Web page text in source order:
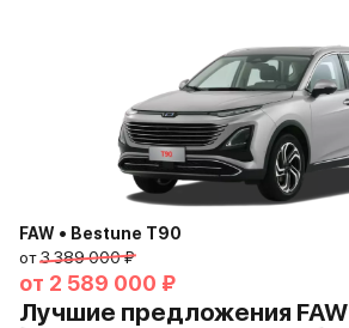
FAW • Bestune T90
от3 389 000 ₽
от 2 589 000 ₽
Лучшие предложения FAW